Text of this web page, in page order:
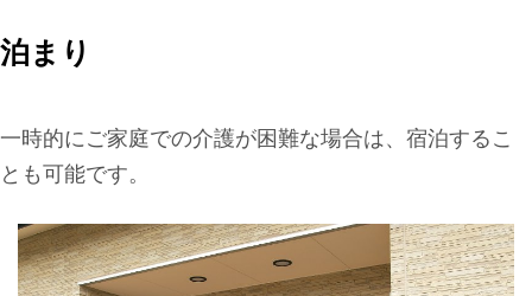
泊まり
一時的にご家庭での介護が困難な場合は、宿泊するこ
とも可能です。